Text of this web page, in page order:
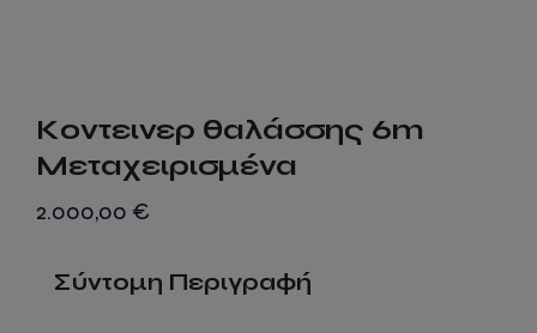
Κοντεινερ θαλάσσης 6m
Μεταχειρισμένα
2.000,00 €
Σύντομη Περιγραφή